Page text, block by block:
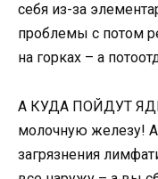
себя из-за
проблемы с потом
на горках – а
А КУДА ПОЙДУТ
молочную железу! А
загрязнения